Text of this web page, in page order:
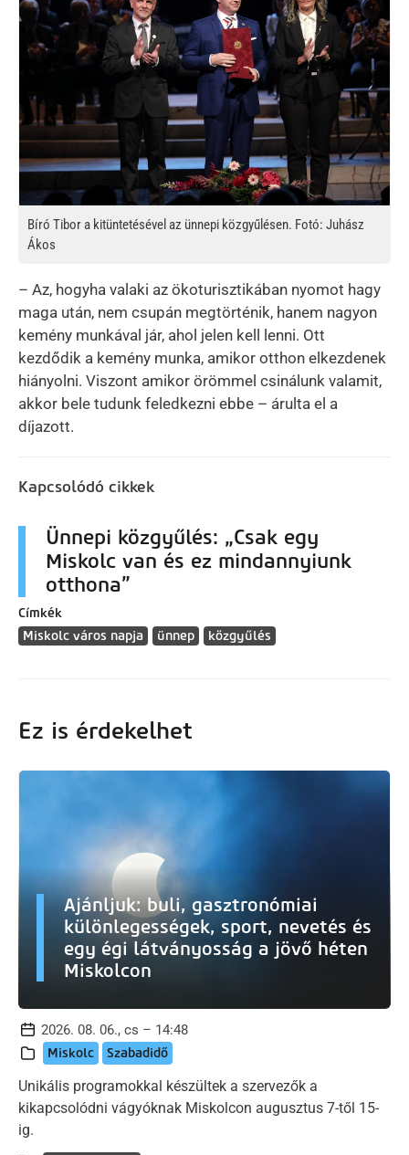
Bíró Tibor a kitüntetésével az ünnepi közgyűlésen. Fotó: Juhász
Ákos
– Az, hogyha valaki az ökoturisztikában nyomot hagy
maga után, nem csupán megtörténik, hanem nagyon
kemény munkával jár, ahol jelen kell lenni. Ott
kezdődik a kemény munka, amikor otthon elkezdenek
hiányolni. Viszont amikor örömmel csinálunk valamit,
akkor bele tudunk feledkezni ebbe – árulta el a
díjazott.
Kapcsolódó cikkek
Ünnepi közgyűlés: „Csak egy
Miskolc van és ez mindannyiunk
otthona”
Címkék
Miskolc város napja
ünnep közgyűlés
Ez is érdekelhet
Ajánljuk: buli, gasztronómiai
különlegességek, sport, nevetés és
egy égi látványosság a jövő héten
Miskolcon
2026. 08. 06., cs – 14:48
Miskolc Szabadidő
Unikális programokkal készültek a szervezők a
kikapcsolódni vágyóknak Miskolcon augusztus 7-től 15-
ig.